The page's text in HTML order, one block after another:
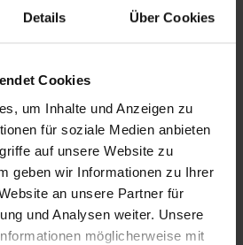
Details Über Cookies
Cookies
um Inhalte und Anzeigen zu
für soziale Medien anbieten
auf unsere Website zu
geben wir Informationen zu Ihrer
an unsere Partner für
und Analysen weiter. Unsere
möglicherweise mit
Schutz vor